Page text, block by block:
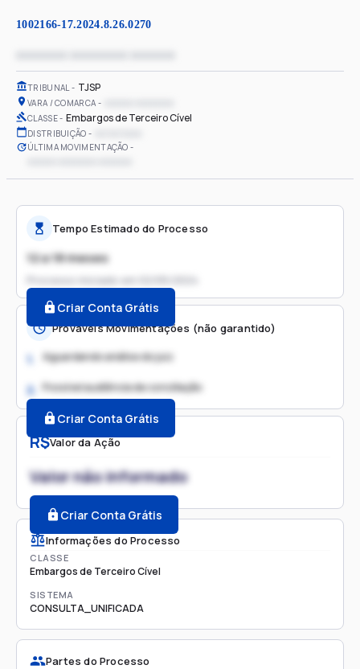
1002166-17.2024.8.26.0270
TRIBUNAL TJSP
VARA / COMARCA
CLASSE Embargos de Terceiro Cível
DISTRIBUIÇÃO
ÚLTIMA MOVIMENTAÇÃO
R$Valor da Ação
Valor não informado
Criar Conta Grátis
Informações do Processo
CLASSE
Embargos de Terceiro Cível
SISTEMA
CONSULTA_UNIFICADA
Partes do Processo
Tempo Estimado do Processo
12 a 18 meses
Processo iniciado em
Criar Conta Grátis
Prováveis Movimentações (não garantido)
1. Aguardando análise do juiz
2. Possível audiência de conciliação
Criar Conta Grátis